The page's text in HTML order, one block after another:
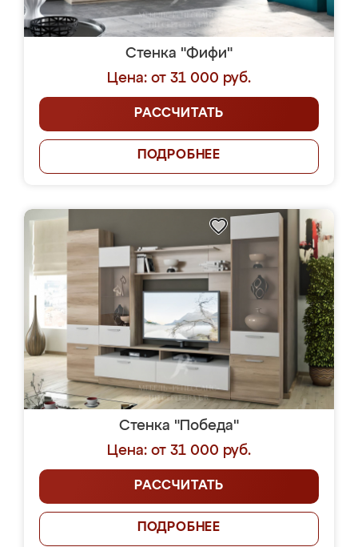
Стенка "Фифи"
Цена: от 31 000 руб.
РАССЧИТАТЬ
ПОДРОБНЕЕ
Стенка "Победа"
Цена: от 31 000 руб.
РАССЧИТАТЬ
ПОДРОБНЕЕ